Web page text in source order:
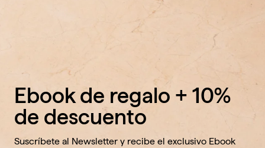
Ebook de regalo + 10%
de descuento
Suscríbete al Newsletter y recibe el exclusivo Ebook